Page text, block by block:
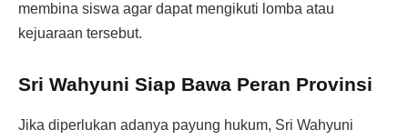
membina siswa agar dapat mengikuti lomba atau
kejuaraan tersebut.
Sri Wahyuni Siap Bawa Peran Provinsi
Jika diperlukan adanya payung hukum, Sri Wahyuni